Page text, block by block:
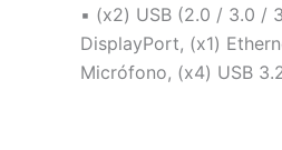
▪ (x2) USB (2.0 / 3.0 /
DisplayPort, (x1)
Micrófono, (x4) USB